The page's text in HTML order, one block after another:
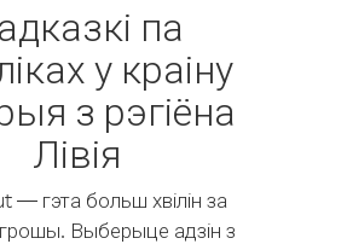
па
у краіну
з рэгіёна
Лівія
— гэта больш хвілін за
Выберыце адзін з